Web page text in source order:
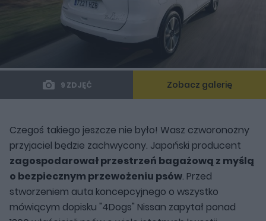
9 ZDJĘĆ Zobacz galerię
Czegoś takiego jeszcze nie było! Wasz czworonożny
przyjaciel będzie zachwycony. Japoński producent
zagospodarował przestrzeń bagażową z myślą
o bezpiecznym przewożeniu psów. Przed
stworzeniem auta koncepcyjnego o wszystko
mówiącym dopisku "4Dogs" Nissan zapytał ponad